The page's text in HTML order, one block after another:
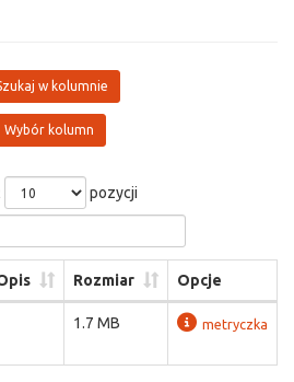
w kolumnie
Wybór kolumn
pozycji
Rozmiar Opcje
1.7 MB metryczka